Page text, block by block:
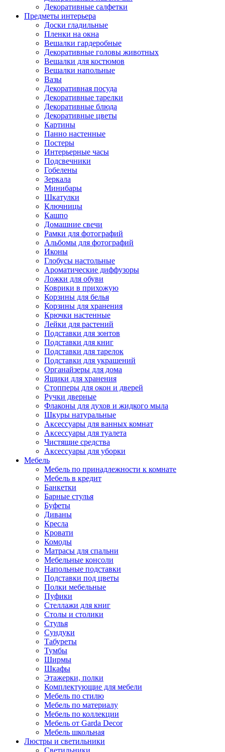
Декоративные салфетки
Предметы интерьера
Доски гладильные
Пленки на окна
Вешалки гардеробные
Декоративные головы животных
Вешалки для костюмов
Вешалки напольные
Вазы
Декоративная посуда
Декоративные тарелки
Декоративные блюда
Декоративные цветы
Картины
Панно настенные
Постеры
Интерьерные часы
Подсвечники
Гобелены
Зеркала
Минибары
Шкатулки
Ключницы
Кашпо
Домашние свечи
Рамки для фотографий
Альбомы для фотографий
Иконы
Глобусы настольные
Ароматические диффузоры
Ложки для обуви
Коврики в прихожую
Корзины для белья
Корзины для хранения
Крючки настенные
Лейки для растений
Подставки для зонтов
Подставки для книг
Подставки для тарелок
Подставки для украшений
Органайзеры для дома
Ящики для хранения
Стопперы для окон и дверей
Ручки дверные
Флаконы для духов и жидкого мыла
Шкуры натуральные
Аксессуары для ванных комнат
Аксессуары для туалета
Чистящие средства
Аксессуары для уборки
Мебель
Мебель по принадлежности к комнате
Мебель в кредит
Банкетки
Барные стулья
Буфеты
Диваны
Кресла
Кровати
Комоды
Матрасы для спальни
Мебельные консоли
Напольные подставки
Подставки под цветы
Полки мебельные
Пуфики
Стеллажи для книг
Столы и столики
Стулья
Сундуки
Табуреты
Тумбы
Ширмы
Шкафы
Этажерки, полки
Комплектующие для мебели
Мебель по стилю
Мебель по материалу
Мебель по коллекции
Мебель от Garda Decor
Мебель школьная
Люстры и светильники
Светильники